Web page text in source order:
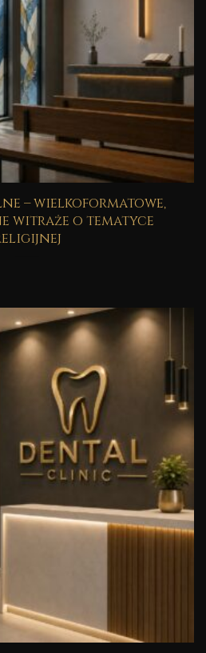
– wielkoformatowe,
witraże o tematyce